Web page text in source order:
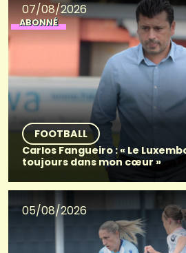
07/08/2026
ABONNÉ
FOOTBALL
Carlos Fangueiro : « Le
toujours dans mon cœur »
05/08/2026